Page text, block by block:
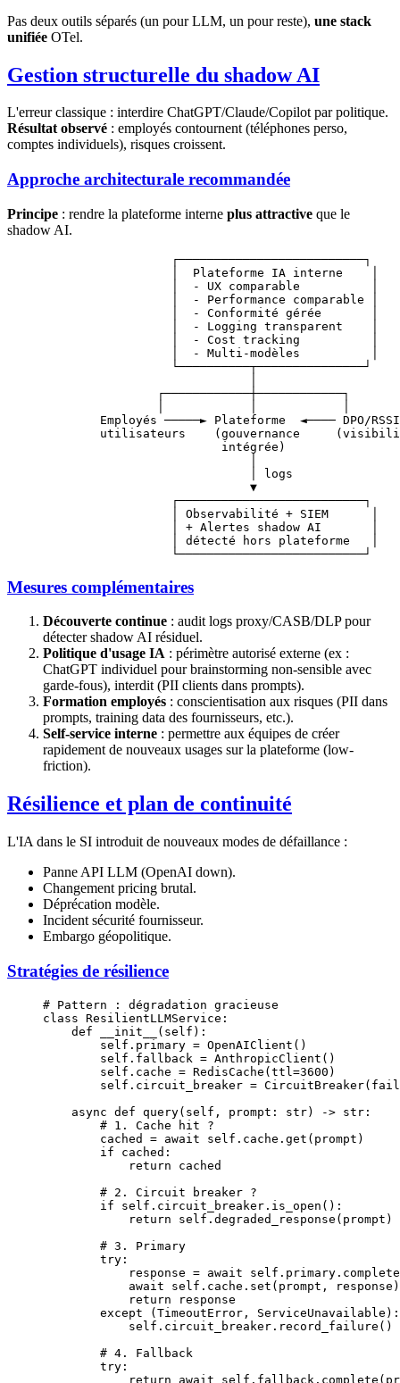
Pas deux outils séparés (un pour LLM, un pour reste), une stack
unifiée OTel.
Gestion structurelle du shadow AI
L'erreur classique : interdire ChatGPT/Claude/Copilot par politique.
Résultat observé : employés contournent (téléphones perso,
comptes individuels), risques croissent.
Approche architecturale recommandée
Principe : rendre la plateforme interne plus attractive que le
shadow AI.
                  ┌──────────────────────────┐
                  │  Plateforme IA interne    │
                  │  - UX comparable          │
                  │  - Performance comparable │
                  │  - Conformité gérée       │
                  │  - Logging transparent    │
                  │  - Cost tracking          │
                  │  - Multi-modèles          │
                  └──────────┬───────────────┘
                ┌────────────┼────────────┐
        Employés ─────► Plateforme  ◄──── DPO/RSSI
utilisateurs    (gouvernance
                         intégrée)
                             │ logs
                             ▼
                  ┌──────────────────────────┐
                  │ Observabilité + SIEM      │
                  │ + Alertes shadow AI       │
                  │ détecté hors plateforme   │
                  └──────────────────────────┘
Mesures complémentaires
Découverte continue : audit logs proxy/CASB/DLP pour
détecter shadow AI résiduel.
Politique d'usage IA : périmètre autorisé externe (ex :
ChatGPT individuel pour brainstorming non-sensible avec
garde-fous), interdit (PII clients dans prompts).
Formation employés : conscientisation aux risques (PII dans
prompts, training data des fournisseurs, etc.).
Self-service interne : permettre aux équipes de créer
rapidement de nouveaux usages sur la plateforme (low-
friction).
Résilience et plan de continuité
L'IA dans le SI introduit de nouveaux modes de défaillance :
Panne API LLM (OpenAI down).
Changement pricing brutal.
Déprécation modèle.
Incident sécurité fournisseur.
Embargo géopolitique.
Stratégies de résilience
# Pattern : dégradation gracieuse
class ResilientLLMService :
    def
__init__
(self):
        self
.primary = OpenAIClient()
        self
.fallback = AnthropicClient()
        self
.cache = RedisCache(ttl =3600 )
        self
.circuit_breaker = CircuitBreaker(
    async
def query(self, prompt: str) -> str :
        # 1. Cache hit ?
        cached
= await self .cache.get(prompt)
        if
cached:
            return
cached
        # 2. Circuit breaker ?
        if
self .circuit_breaker.is_open():
            return
self
        # 3. Primary
        try
:
            response
= await self
            await
self .cache.set(prompt, response)
            return
response
        except
(TimeoutError , ServiceUnavailable):
            self
.circuit_breaker.record_failure()
        # 4. Fallback
        try
:
            return
await self